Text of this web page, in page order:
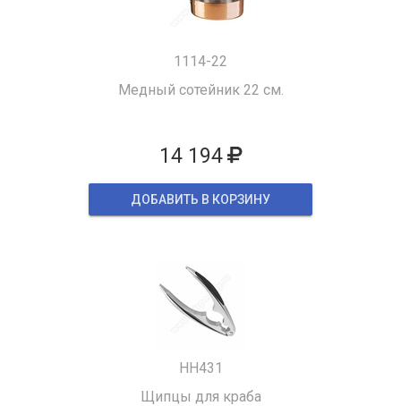
1114-22
Медный сотейник 22 см.
14 194
ДОБАВИТЬ В КОРЗИНУ
HH431
Щипцы для краба